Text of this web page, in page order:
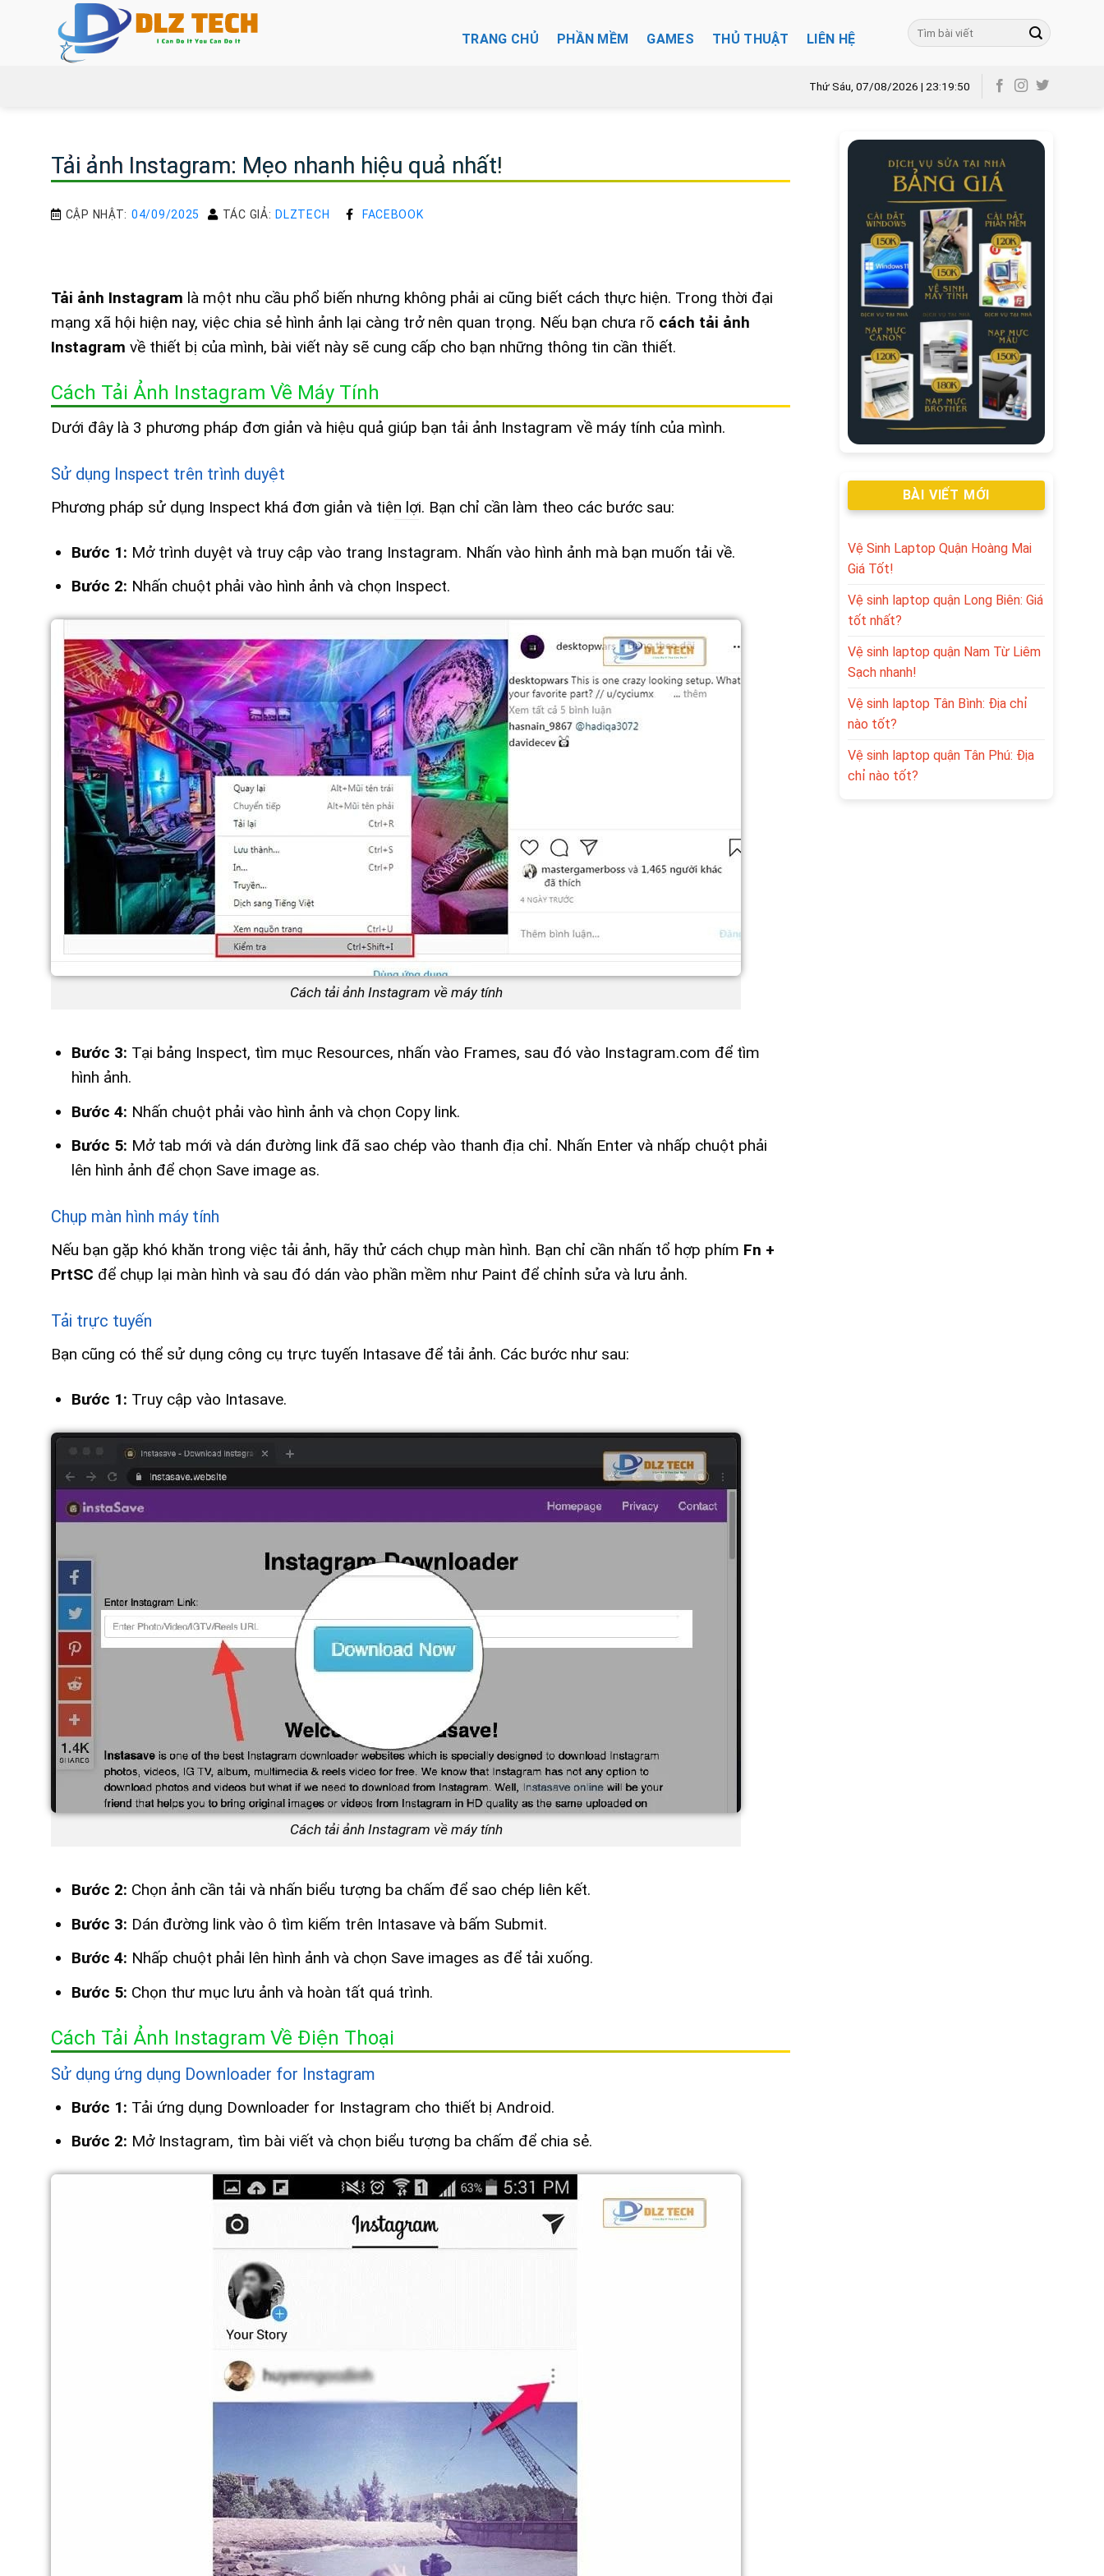
TRANG CHỦ PHẦN MỀM GAMES THỦ THUẬT LIÊN HỆ
Thứ Sáu, 07/08/2026 | 23:19:51
Tải ảnh Instagram: Mẹo nhanh hiệu quả nhất!
CẬP NHẬT: 04/09/2025 TÁC GIẢ: DLZTECH FACEBOOK
Tải ảnh Instagram là một nhu cầu phổ biến nhưng không phải ai cũng biết cách thực hiện. Trong thời đại
mạng xã hội hiện nay, việc chia sẻ hình ảnh lại càng trở nên quan trọng. Nếu bạn chưa rõ cách tải ảnh
Instagram về thiết bị của mình, bài viết này sẽ cung cấp cho bạn những thông tin cần thiết.
Cách Tải Ảnh Instagram Về Máy Tính
Dưới đây là 3 phương pháp đơn giản và hiệu quả giúp bạn tải ảnh Instagram về máy tính của mình.
Sử dụng Inspect trên trình duyệt
Phương pháp sử dụng Inspect khá đơn giản và tiện lợi. Bạn chỉ cần làm theo các bước sau:
Bước 1: Mở trình duyệt và truy cập vào trang Instagram. Nhấn vào hình ảnh mà bạn muốn tải về.
Bước 2: Nhấn chuột phải vào hình ảnh và chọn Inspect.
Cách tải ảnh Instagram về máy tính
Bước 3: Tại bảng Inspect, tìm mục Resources, nhấn vào Frames, sau đó vào Instagram.com để tìm
hình ảnh.
Bước 4: Nhấn chuột phải vào hình ảnh và chọn Copy link.
Bước 5: Mở tab mới và dán đường link đã sao chép vào thanh địa chỉ. Nhấn Enter và nhấp chuột phải
lên hình ảnh để chọn Save image as.
Chụp màn hình máy tính
Nếu bạn gặp khó khăn trong việc tải ảnh, hãy thử cách chụp màn hình. Bạn chỉ cần nhấn tổ hợp phím Fn +
PrtSC để chụp lại màn hình và sau đó dán vào phần mềm như Paint để chỉnh sửa và lưu ảnh.
Tải trực tuyến
Bạn cũng có thể sử dụng công cụ trực tuyến Intasave để tải ảnh. Các bước như sau:
Bước 1: Truy cập vào Intasave.
Cách tải ảnh Instagram về máy tính
Bước 2: Chọn ảnh cần tải và nhấn biểu tượng ba chấm để sao chép liên kết.
Bước 3: Dán đường link vào ô tìm kiếm trên Intasave và bấm Submit.
Bước 4: Nhấp chuột phải lên hình ảnh và chọn Save images as để tải xuống.
Bước 5: Chọn thư mục lưu ảnh và hoàn tất quá trình.
Cách Tải Ảnh Instagram Về Điện Thoại
Sử dụng ứng dụng Downloader for Instagram
Bước 1: Tải ứng dụng Downloader for Instagram cho thiết bị Android.
Bước 2: Mở Instagram, tìm bài viết và chọn biểu tượng ba chấm để chia sẻ.
BÀI VIẾT MỚI
Vệ Sinh Laptop Quận Hoàng Mai
Giá Tốt!
Vệ sinh laptop quận Long Biên: Giá
tốt nhất?
Vệ sinh laptop quận Nam Từ Liêm
Sạch nhanh!
Vệ sinh laptop Tân Bình: Địa chỉ
nào tốt?
Vệ sinh laptop quận Tân Phú: Địa
chỉ nào tốt?